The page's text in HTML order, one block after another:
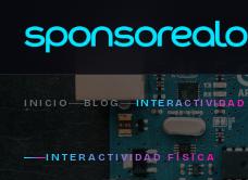
INICIO BLOG INTERACTIVIDAD
INTERACTIVIDAD FÍSICA